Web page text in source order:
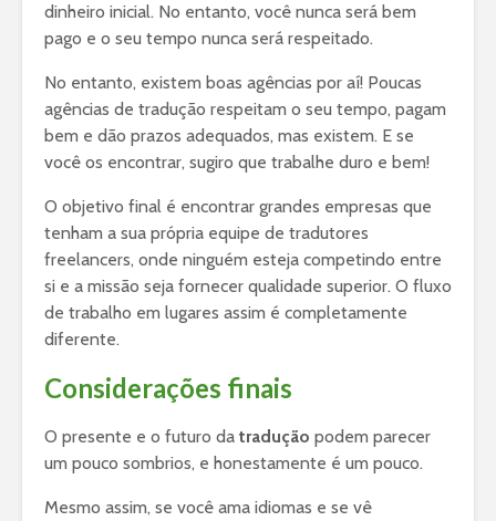
dinheiro inicial. No entanto, você nunca será bem
pago e o seu tempo nunca será respeitado.
No entanto, existem boas agências por aí! Poucas
agências de tradução respeitam o seu tempo, pagam
bem e dão prazos adequados, mas existem. E se
você os encontrar, sugiro que trabalhe duro e bem!
O objetivo final é encontrar grandes empresas que
tenham a sua própria equipe de tradutores
freelancers, onde ninguém esteja competindo entre
si e a missão seja fornecer qualidade superior. O fluxo
de trabalho em lugares assim é completamente
diferente.
Considerações finais
O presente e o futuro da tradução podem parecer
um pouco sombrios, e honestamente é um pouco.
Mesmo assim, se você ama idiomas e se vê